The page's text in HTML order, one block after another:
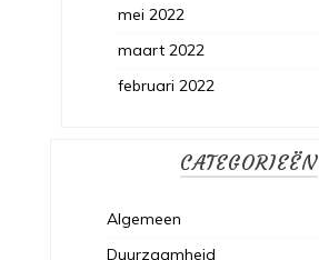
mei 2022
maart 2022
februari 2022
CATEGORIEËN
Algemeen
Duurzaamheid